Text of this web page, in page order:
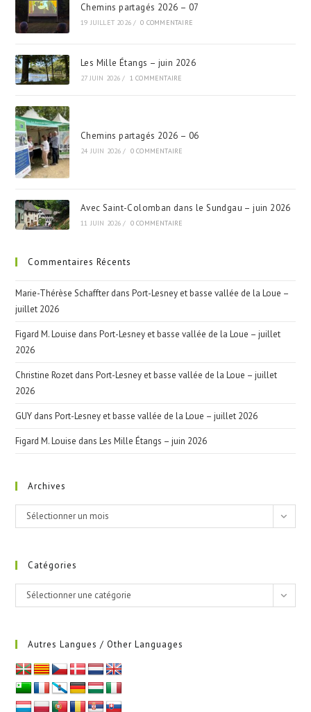
Chemins partagés 2026 – 07
19 JUILLET 2026 / 0 COMMENTAIRE
Les Mille Étangs – juin 2026
27 JUIN 2026 / 1 COMMENTAIRE
Chemins partagés 2026 – 06
24 JUIN 2026 / 0 COMMENTAIRE
Avec Saint-Colomban dans le Sundgau – juin 2026
11 JUIN 2026 / 0 COMMENTAIRE
Commentaires Récents
Marie-Thérèse Schaffter dansPort-Lesney et basse vallée de la Loue –
juillet 2026
Figard M. Louise dansPort-Lesney et basse vallée de la Loue – juillet
2026
Christine Rozet dansPort-Lesney et basse vallée de la Loue – juillet
2026
GUY dansPort-Lesney et basse vallée de la Loue – juillet 2026
Figard M. Louise dansLes Mille Étangs – juin 2026
Archives
Archives
Sélectionner un mois
Catégories
Catégories
Sélectionner une catégorie
Autres Langues / Other Languages